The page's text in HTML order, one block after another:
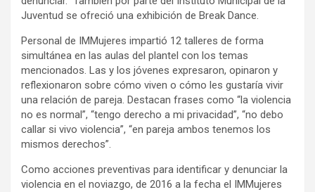
Juventud se ofreció una exhibición de Break Dance.
Personal de IMMujeres impartió 12 talleres de forma
simultánea en las aulas del plantel con los temas
mencionados. Las y los jóvenes expresaron, opinaron y
reflexionaron sobre cómo viven o cómo les gustaría vivir
una relación de pareja. Destacan frases como “la violencia
no es normal”, “tengo derecho a mi privacidad”, “no debo
callar si vivo violencia”, “en pareja ambos tenemos los
mismos derechos”.
Como acciones preventivas para identificar y denunciar la
violencia en el noviazgo, de 2016 a la fecha el IMMujeres